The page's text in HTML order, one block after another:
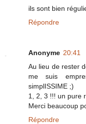
ils sont bien
Répondre
Anonyme 20:41
Au lieu de rester
me suis
simplISSIME ;)
1, 2, 3 !!! un pure
Merci beaucoup
Répondre